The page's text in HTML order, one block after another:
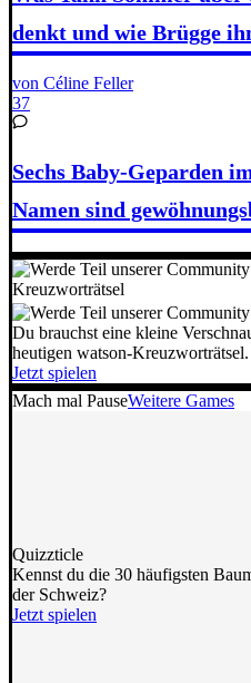
denkt und wie Brügge
von Céline Feller
37
Sechs Baby-Geparden
Namen sind
Kreuzworträtsel
Du brauchst eine kleine
heutigen watson-Kreuzworträtsel.
Jetzt spielen
Mach mal PauseWeitere Games
Quizzticle
Kennst du die 30 häufigsten
der Schweiz?
Jetzt spielen